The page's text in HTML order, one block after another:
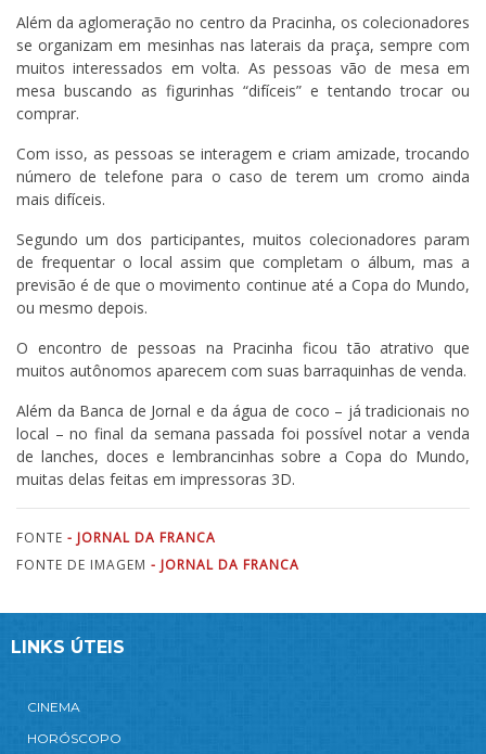
Além da aglomeração no centro da Pracinha, os colecionadores
se organizam em mesinhas nas laterais da praça, sempre com
muitos interessados em volta. As pessoas vão de mesa em
mesa buscando as figurinhas “difíceis” e tentando trocar ou
comprar.
Com isso, as pessoas se interagem e criam amizade, trocando
número de telefone para o caso de terem um cromo ainda
mais difíceis.
Segundo um dos participantes, muitos colecionadores param
de frequentar o local assim que completam o álbum, mas a
previsão é de que o movimento continue até a Copa do Mundo,
ou mesmo depois.
O encontro de pessoas na Pracinha ficou tão atrativo que
muitos autônomos aparecem com suas barraquinhas de venda.
Além da Banca de Jornal e da água de coco – já tradicionais no
local – no final da semana passada foi possível notar a venda
de lanches, doces e lembrancinhas sobre a Copa do Mundo,
muitas delas feitas em impressoras 3D.
FONTE - JORNAL DA FRANCA
FONTE DE IMAGEM - JORNAL DA FRANCA
LINKS ÚTEIS
CINEMA
HORÓSCOPO